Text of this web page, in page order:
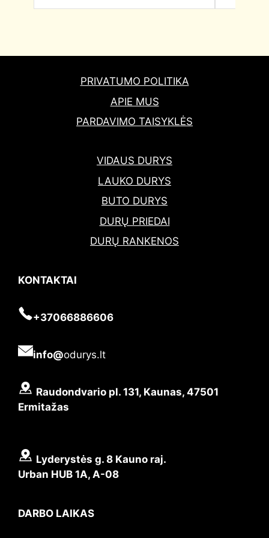
PRIVATUMO POLITIKA
APIE MUS
PARDAVIMO TAISYKLĖS
VIDAUS DURYS
LAUKO DURYS
BUTO DURYS
DURŲ PRIEDAI
DURŲ RANKENOS
KONTAKTAI
+37066886606
info@odurys.lt
Raudondvario pl. 131, Kaunas, 47501
Ermitažas
Lyderystės g. 8 Kauno raj.
Urban HUB 1A, A-08
DARBO LAIKAS